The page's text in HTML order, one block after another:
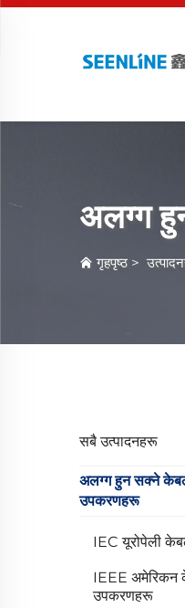
अलग्ग
गृहपृष्ठ >
सबै उत्पादनहरू
अलग्ग हुन सक्ने
उपकरणहरू
IEC यूरोपेली
IEEE अमेरिकन
उपकरणहरू